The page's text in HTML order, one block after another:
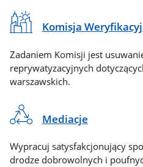
Komisja
Zadaniem Komisji jest
reprywatyzacyjnych
warszawskich.
Mediacje
Wypracuj satysfakcjonujący
drodze dobrowolnych i